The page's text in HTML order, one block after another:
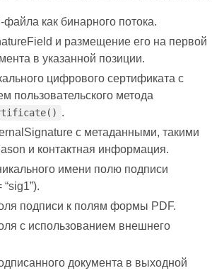
как бинарного потока.
и размещение его на первой
в указанной позиции.
цифрового сертификата с
пользовательского метода
.
с метаданными, такими
и контактная информация.
имени полю подписи
подписи к полям формы PDF.
с использованием внешнего
документа в выходной